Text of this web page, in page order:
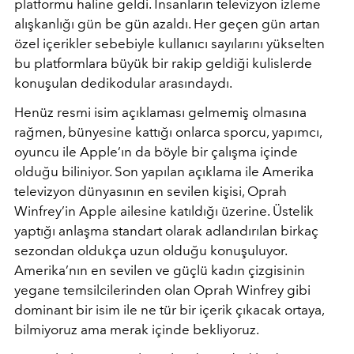
platformu haline geldi. İnsanların televizyon izleme
alışkanlığı gün be gün azaldı. Her geçen gün artan
özel içerikler sebebiyle kullanıcı sayılarını yükselten
bu platformlara büyük bir rakip geldiği kulislerde
konuşulan dedikodular arasındaydı.
Henüz resmi isim açıklaması gelmemiş olmasına
rağmen, bünyesine kattığı onlarca sporcu, yapımcı,
oyuncu ile Apple’ın da böyle bir çalışma içinde
olduğu biliniyor. Son yapılan açıklama ile Amerika
televizyon dünyasının en sevilen kişisi, Oprah
Winfrey’in Apple ailesine katıldığı üzerine. Üstelik
yaptığı anlaşma standart olarak adlandırılan birkaç
sezondan oldukça uzun olduğu konuşuluyor.
Amerika’nın en sevilen ve güçlü kadın çizgisinin
yegane temsilcilerinden olan Oprah Winfrey gibi
dominant bir isim ile ne tür bir içerik çıkacak ortaya,
bilmiyoruz ama merak içinde bekliyoruz.